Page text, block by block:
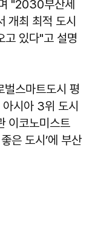
"2030부산세
개최 최적 도시
고 있다"고 설명
벌스마트도시 평
시아 3위 도시
이코노미스트
은 도시’에 부산